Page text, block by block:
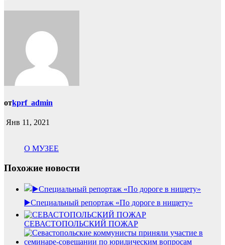
отkprf_admin
Янв 11, 2021
О МУЗЕЕ
Похожие новости
▶️Специальный репортаж «По дороге в нищету»
СЕВАСТОПОЛЬСКИЙ ПОЖАР